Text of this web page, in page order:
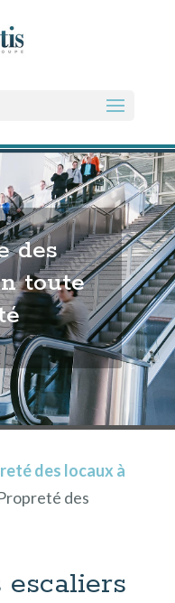
des
toute
des locaux à
des
escaliers